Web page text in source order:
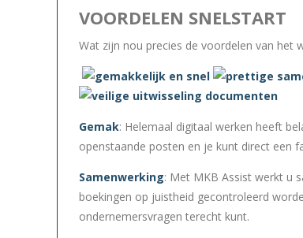
VOORDELEN SNELSTART
Wat zijn nou precies de voordelen van het
Gemak: Helemaal digitaal werken heeft
openstaande posten en je kunt direct een
Samenwerking: Met MKB Assist werkt u
boekingen op juistheid gecontroleerd
ondernemersvragen terecht kunt.